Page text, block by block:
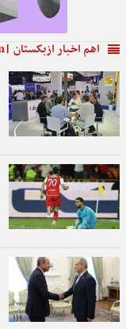
اهم اخبار ازبکستان |Uzbekistan